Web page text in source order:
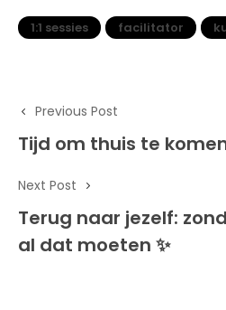
1:1 sessies facilitator
Previous Post
Tijd om thuis te
Next Post
Terug naar jezelf:
al dat moeten ✨